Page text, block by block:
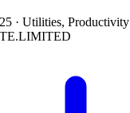
· Utilities, Productivity